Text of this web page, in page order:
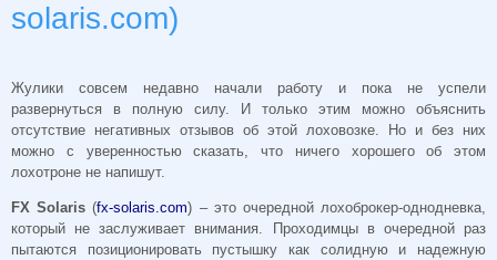
solaris.com)
Жулики совсем недавно начали работу и пока не успели
развернуться в полную силу. И только этим можно объяснить
отсутствие негативных отзывов об этой лоховозке. Но и без них
можно с уверенностью сказать, что ничего хорошего об этом
лохотроне не напишут.
FX Solaris (fx-solaris.com) – это очередной лохоброкер-однодневка,
который не заслуживает внимания. Проходимцы в очередной раз
пытаются позиционировать пустышку как солидную и надежную